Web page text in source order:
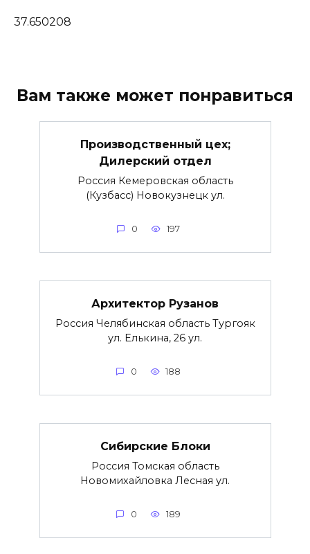
37.650208
Вам также может понравиться
Производственный цех;
Дилерский отдел
Россия Кемеровская область
(Кузбасс) Новокузнецк ул.
0 197
Архитектор Рузанов
Россия Челябинская область Тургояк
ул. Елькина, 26 ул.
0 188
Сибирские Блоки
Россия Томская область
Новомихайловка Лесная ул.
0 189